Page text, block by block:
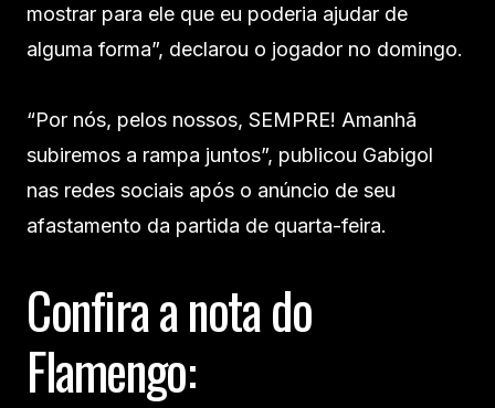
mostrar para ele que eu poderia ajudar de
alguma forma”, declarou o jogador no domingo.
“Por nós, pelos nossos, SEMPRE! Amanhã
subiremos a rampa juntos”, publicou Gabigol
nas redes sociais após o anúncio de seu
afastamento da partida de quarta-feira.
Confira a nota do
Flamengo: